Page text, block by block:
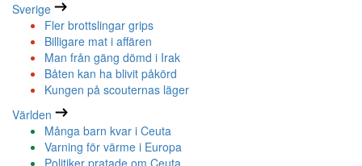
Sverige
Fler brottslingar grips
Billigare mat i affären
Man från gäng dömd i Irak
Båten kan ha blivit påkörd
Kungen på scouternas läger
Världen
Många barn kvar i Ceuta
Varning för värme i Europa